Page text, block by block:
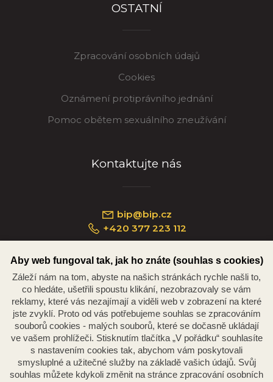
OSTATNÍ
Zpracování osobních údajů
Cookies
Oznámení protiprávního jednání
Pomoc obětem sexuálního zneužívání
Kontaktujte nás
bip@bip.cz
+420 377 223 112
Náměstí Republiky 234/35, 301 00 Plzeň
Aby web fungoval tak, jak ho znáte (souhlas s cookies)
Záleží nám na tom, abyste na našich stránkách rychle našli to,
co hledáte, ušetřili spoustu klikání, nezobrazovaly se vám
reklamy, které vás nezajímají a viděli web v zobrazení na které
jste zvyklí. Proto od vás potřebujeme souhlas se zpracováním
souborů cookies - malých souborů, které se dočasně ukládají
ve vašem prohlížeči. Stisknutím tlačítka „V pořádku“ souhlasíte
s nastavením cookies tak, abychom vám poskytovali
smysluplné a užitečné služby na základě vašich údajů. Svůj
souhlas můžete kdykoli změnit na stránce zpracování osobních